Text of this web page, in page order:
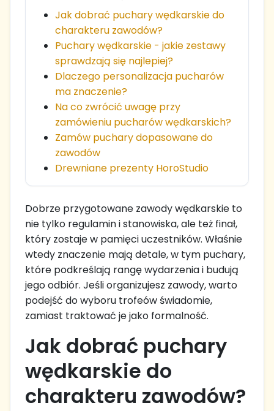
Jak dobrać puchary wędkarskie do
charakteru zawodów?
Puchary wędkarskie - jakie zestawy
sprawdzają się najlepiej?
Dlaczego personalizacja pucharów
ma znaczenie?
Na co zwrócić uwagę przy
zamówieniu pucharów wędkarskich?
Zamów puchary dopasowane do
zawodów
Drewniane prezenty HoroStudio
Dobrze przygotowane zawody wędkarskie to
nie tylko regulamin i stanowiska, ale też finał,
który zostaje w pamięci uczestników. Właśnie
wtedy znaczenie mają detale, w tym puchary,
które podkreślają rangę wydarzenia i budują
jego odbiór. Jeśli organizujesz zawody, warto
podejść do wyboru trofeów świadomie,
zamiast traktować je jako formalność.
Jak dobrać puchary
wędkarskie do
charakteru zawodów?